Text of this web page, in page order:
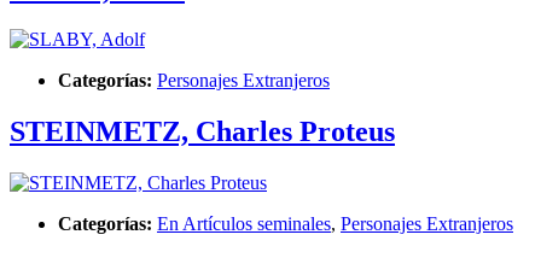
Categorías: Personajes Extranjeros
STEINMETZ, Charles Proteus
Categorías: En Artículos seminales, Personajes Extranjeros